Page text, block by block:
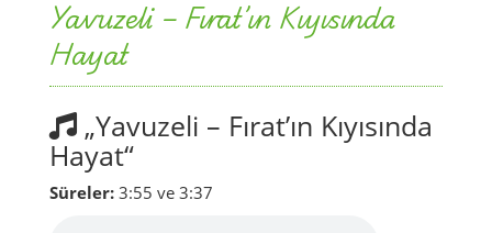
Yavuzeli – Fırat’ın Kıyısında
Hayat
„Yavuzeli – Fırat’ın Kıyısında
Hayat“
Süreler: 3:55 ve 3:37